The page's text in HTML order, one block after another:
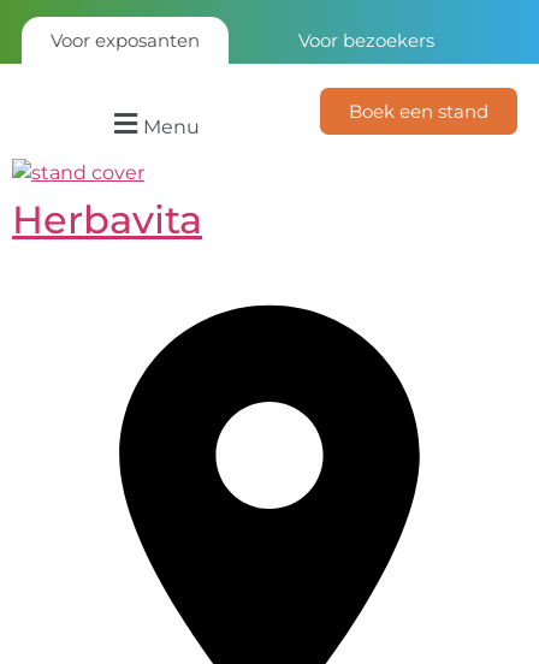
Voor exposanten Voor bezoekers
Menu
Boek een stand
Herbavita